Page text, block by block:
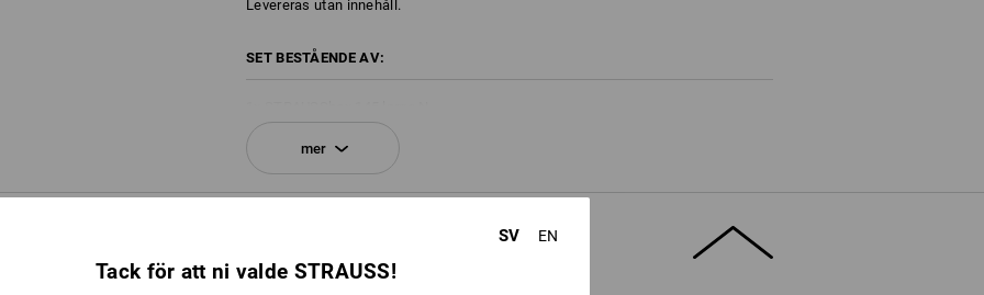
Levereras utan innehåll.
SET BESTÅENDE AV:
färg: svart
färg: sjögrön
mer
SV EN
Tack för att ni valde STRAUSS!